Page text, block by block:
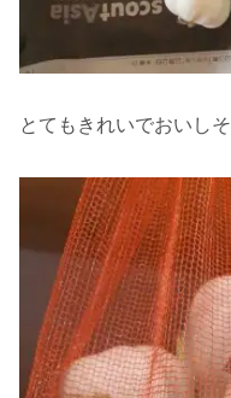
とてもきれいでおいし